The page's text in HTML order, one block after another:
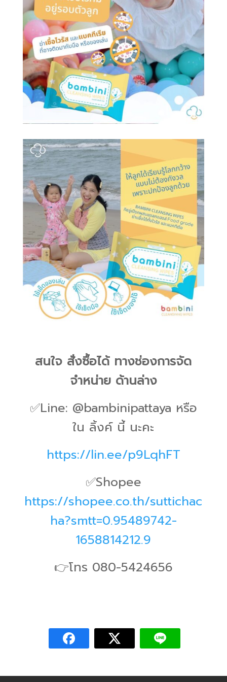
สนใจ สั่งซื้อได้ ทางช่องการจัด
จำหน่าย ด้านล่าง
✅Line: @bambinipattaya หรือ
ใน ลิ้งค์ นี้ นะคะ
https://lin.ee/p9LqhFT
✅Shopee
https://shopee.co.th/suttichac
ha?smtt=0.95489742-
1658814212.9
👉โทร 080-5424656